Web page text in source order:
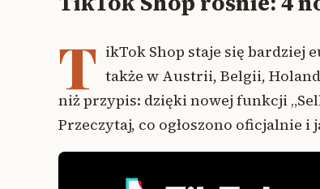
T ikTok Shop staje się bardziej
także w Austrii, Belgii,
niż przypis: dzięki nowej funkcji
Przeczytaj, co ogłoszono oficjalnie i